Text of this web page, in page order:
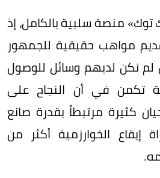
توك» منصة سلبية بالكامل، إذ
مواهب حقيقية للجمهور
لم تكن لديهم وسائل للوصول
تكمن في أن النجاح على
كثيرة مرتبطاً بقدرة صانع
إيقاع الخوارزمية أكثر من